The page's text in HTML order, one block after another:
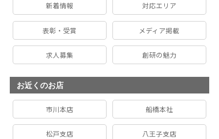
新着情報 対応エリア
表彰・受賞 メディア掲載
求人募集 創研の魅力
お近くのお店
市川本店 船橋本社
松戸支店 八王子支店